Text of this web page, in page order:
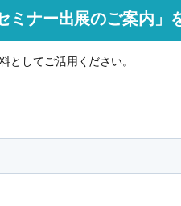
ミナー出展のご案内」
としてご活用ください。